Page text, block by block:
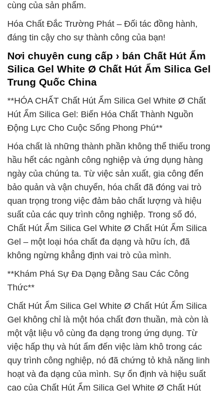
cùng của sản phẩm.
Hóa Chất Đắc Trường Phát – Đối tác đồng hành,
đáng tin cậy cho sự thành công của bạn!
Nơi chuyên cung cấp › bán Chất Hút Ẩm
Silica Gel White Ø Chất Hút Ẩm Silica Gel
Trung Quốc China
**HÓA CHẤT Chất Hút Ẩm Silica Gel White Ø Chất
Hút Ẩm Silica Gel: Biến Hóa Chất Thành Nguồn
Động Lực Cho Cuộc Sống Phong Phú**
Hóa chất là những thành phần không thể thiếu trong
hầu hết các ngành công nghiệp và ứng dụng hàng
ngày của chúng ta. Từ việc sản xuất, gia công đến
bảo quản và vận chuyển, hóa chất đã đóng vai trò
quan trọng trong việc đảm bảo chất lượng và hiệu
suất của các quy trình công nghiệp. Trong số đó,
Chất Hút Ẩm Silica Gel White Ø Chất Hút Ẩm Silica
Gel – một loại hóa chất đa dạng và hữu ích, đã
không ngừng khẳng định vai trò của mình.
**Khám Phá Sự Đa Dạng Đằng Sau Các Công
Thức**
Chất Hút Ẩm Silica Gel White Ø Chất Hút Ẩm Silica
Gel không chỉ là một hóa chất đơn thuần, mà còn là
một vật liệu vô cùng đa dạng trong ứng dụng. Từ
việc hấp thụ và hút ẩm đến việc làm khô trong các
quy trình công nghiệp, nó đã chứng tỏ khả năng linh
hoạt và đa dạng của mình. Sự ổn định và hiệu suất
cao của Chất Hút Ẩm Silica Gel White Ø Chất Hút